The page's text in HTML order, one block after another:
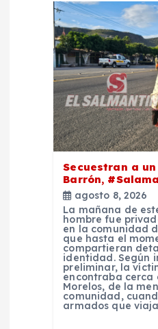
Secuestran a
Barrón,
agosto 8, 2026
La mañana de
hombre fue
en la comunidad
que hasta el
compartieran
identidad. Según
preliminar, la
encontraba cerca
Morelos, de la
comunidad,
armados que